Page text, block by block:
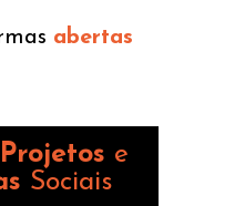
abertas
Projetos e
Sociais